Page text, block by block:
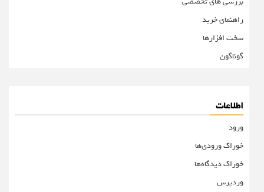
راهنمای خرید
سخت افزارها
گوناگون
اطلاعات
ورود
خوراک ورودی‌ها
خوراک دیدگاه‌ها
وردپرس